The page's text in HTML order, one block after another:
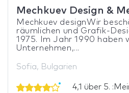
Mechkuev Design &
Mechkuev designWir
räumlichen und Grafik-
1975. Im Jahr 1990 haben
Unternehmen,...
Sofia, Bulgarien
4,1 über 5.